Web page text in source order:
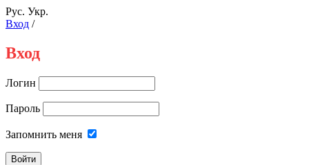
Рус. Укр.
Вход /
Вход
Логин
Пароль
Запомнить меня